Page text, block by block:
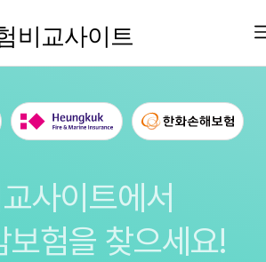
비교사이트
사이트에서
보험을 찾으세요!